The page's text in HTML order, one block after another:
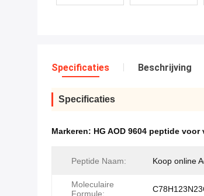
Specificaties Beschrijving
Specificaties
Markeren: HG AOD 9604 peptide voor
Peptide Naam: Koop online
Moleculaire
Formule: